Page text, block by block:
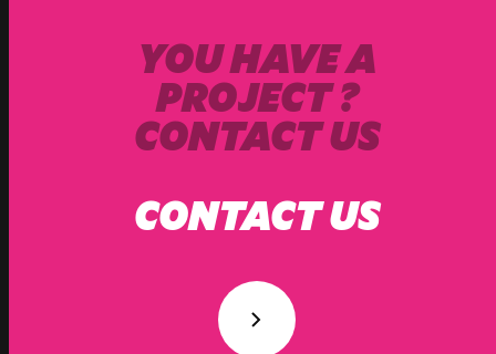
YOU HAVE A
PROJECT ?
CONTACT US
CONTACT US